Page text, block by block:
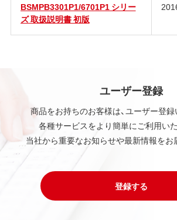
BSMPB3301P1/6701P1 シリー
ズ 取扱説明書 初版
ユーザー登録
商品をお持ちのお客様は、ユーザー登
各種サービスをより簡単にご利用い
当社から重要なお知らせや最新情報をお
登録する